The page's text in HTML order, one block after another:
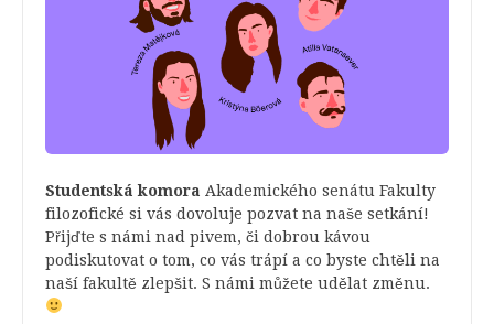
Studentská komora Akademického senátu Fakulty
filozofické si vás dovoluje pozvat na naše setkání!
Přijďte s námi nad pivem, či dobrou kávou
podiskutovat o tom, co vás trápí a co byste chtěli na
naší fakultě zlepšit. S námi můžete udělat změnu.